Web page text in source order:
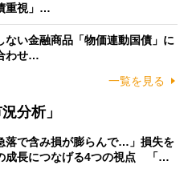
重視」…
ない金融商品「物価連動国債」に
わせ…
一覧を見る
分析」
落で含み損が膨らんで…」損失を
成長につなげる4つの視点 「…